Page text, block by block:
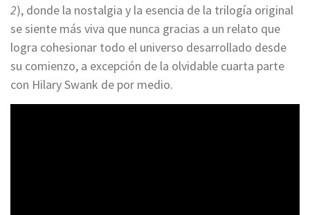
2), donde la nostalgia y la esencia de la trilogía original
se siente más viva que nunca gracias a un relato que
logra cohesionar todo el universo desarrollado desde
su comienzo, a excepción de la olvidable cuarta parte
con Hilary Swank de por medio.